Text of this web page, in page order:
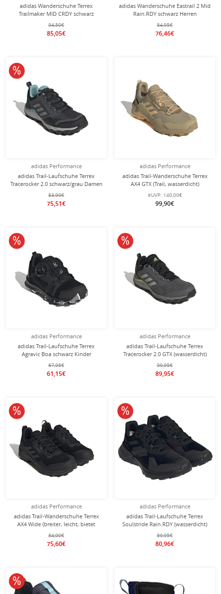
adidas Wanderschuhe Terrex
Trailmaker MID CRDY schwarz
Damen
94,50€
85,05€
adidas Wanderschuhe Eastrail 2 Mid
Rain.RDY schwarz Herren
84,95€
76,46€
adidas Performance
adidas Trail-Laufschuhe Terrex
Tracerocker 2.0 schwarz/grau Damen
83,90€
75,51€
10% reduziert
adidas Performance
adidas Trail-Wanderschuhe Terrex
AX4 GTX (Trail, wasserdicht)
hellbraun Damen
eUVP: 140,00€
99,90€
adidas Performance
adidas Trail-Laufschuhe Terrex
Agravic Boa schwarz Kinder
67,95€
61,15€
10% reduziert
adidas Performance
adidas Trail-Laufschuhe Terrex
Tracerocker 2.0 GTX (wasserdicht)
grau Herren
99,95€
89,95€
10% reduziert
adidas Performance
adidas Trail-Wanderschuhe Terrex
AX4 Wide (breiter, leicht, bietet
optimalen Halt und Stabilität)
schwarz Herren
84,00€
75,60€
10% reduziert
adidas Performance
adidas Trail-Laufschuhe Terrex
Soulstride Rain.RDY (wasserdicht)
schwarz/carbonschwarz Herren
89,95€
80,96€
10% reduziert
10% reduziert